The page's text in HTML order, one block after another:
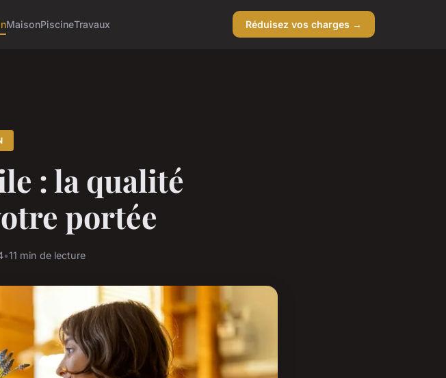
MaisonPiscineTravaux Réduisez vos charges →
: la qualité
portée
•11 min de lecture